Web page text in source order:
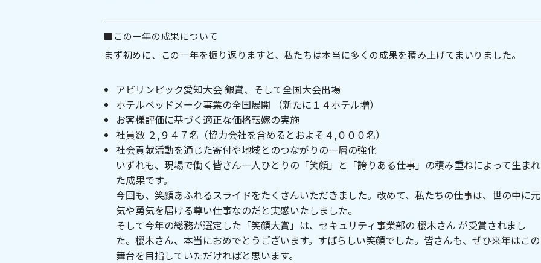
■この一年の成果について
まず初めに、この一年を振り返りますと、私たちは本当に多くの成果を積み上げてまいりました。
アビリンピック愛知大会 銀賞、そして全国大会出場
ホテルベッドメーク事業の全国展開 （新たに１４ホテル増）
お客様評価に基づく適正な価格転嫁の実施
社員数 ２,９４７名（協力会社を含めるとおよそ４,０００名）
社会貢献活動を通じた寄付や地域とのつながりの一層の強化
いずれも、現場で働く皆さん一人ひとりの「笑顔」と「誇りある仕事」の積み重ねによって生まれ
た成果です。
今回も、笑顔あふれるスライドをたくさんいただきました。改めて、私たちの仕事は、世の中に元
気や勇気を届ける尊い仕事なのだと実感いたしました。
そして今年の総務が選定した「笑顔大賞」は、セキュリティ事業部の 櫻木さん が受賞されまし
た。櫻木さん、本当におめでとうございます。すばらしい笑顔でした。皆さんも、ぜひ来年はこの
舞台を目指していただければと思います。